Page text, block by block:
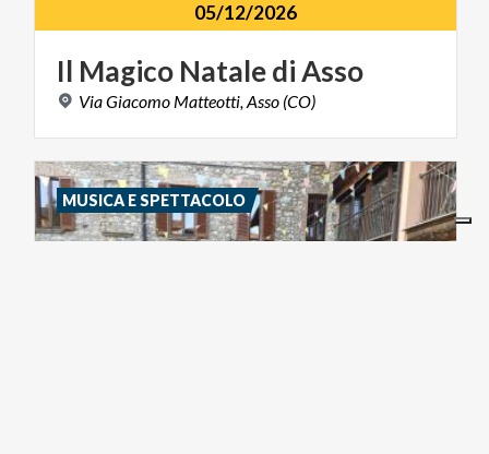
05/12/2026
Il Magico NatalediAsso
ViaGiacomo Matteotti, Asso (CO)
MUSICA E SPETTACOLO